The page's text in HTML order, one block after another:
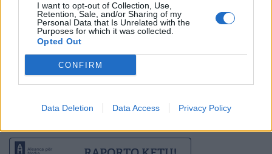
I want to opt-out of Collection, Use,
Retention, Sale, and/or Sharing of my
Personal Data that Is Unrelated with the
Purposes for which it was collected.
Opted Out
CONFIRM
Data Deletion Data Access Privacy Policy